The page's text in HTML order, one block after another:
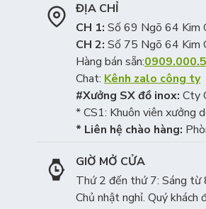
ĐỊA CHỈ
CH 1: Số 69 Ngõ 64 Kim
CH 2: Số 75 Ngõ 64 Kim
Hàng bán sẵn:
Chat: Kênh zalo công ty
#Xưởng SX đồ inox: Cty
* CS1: Khuôn viên xưởng
* Liên hệ chào hàng:
GIỜ MỞ CỬA
Thứ 2 đến thứ 7: Sáng
Chủ nhật nghỉ. Quý khách